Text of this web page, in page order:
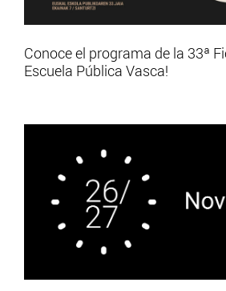
Conoce el programa de la 33ª
Escuela Pública Vasca!